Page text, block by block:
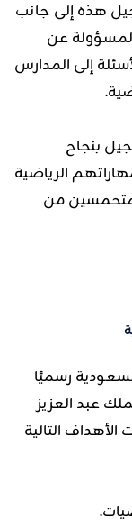
هذه إلى جانب
عن
إلى المدارس
بنجاح
الرياضية
من
السعودية رسميًا
عبد العزيز
التالية